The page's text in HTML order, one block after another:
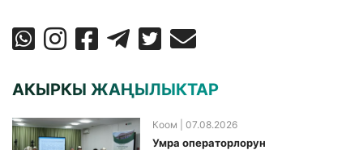
АКЫРКЫ ЖАҢЫЛЫКТАР
Коом | 07.08.2026
Умра операторлорун